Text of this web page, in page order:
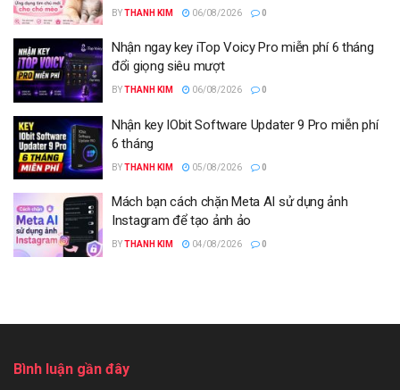
BYTHANH KIM 06/08/2026 0
Nhận ngay key iTop Voicy Pro miễn phí 6 tháng
đổi giọng siêu mượt
BYTHANH KIM 06/08/2026 0
Nhận key IObit Software Updater 9 Pro miễn phí
6 tháng
BYTHANH KIM 05/08/2026 0
Mách bạn cách chặn Meta AI sử dụng ảnh
Instagram để tạo ảnh ảo
BYTHANH KIM 04/08/2026 0
Bình luận gần đây